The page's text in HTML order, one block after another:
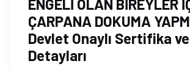
ENGELİ OLAN BİREYLER
ÇARPANA DOKUMA
Devlet Onaylı Sertifika
Detayları